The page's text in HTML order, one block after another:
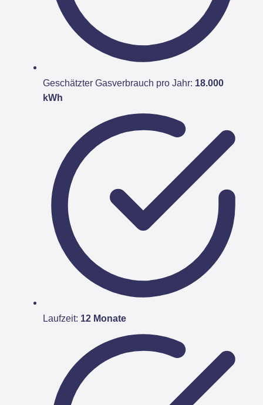
Geschätzter Gasverbrauch pro Jahr: 18.000
kWh
Laufzeit: 12 Monate